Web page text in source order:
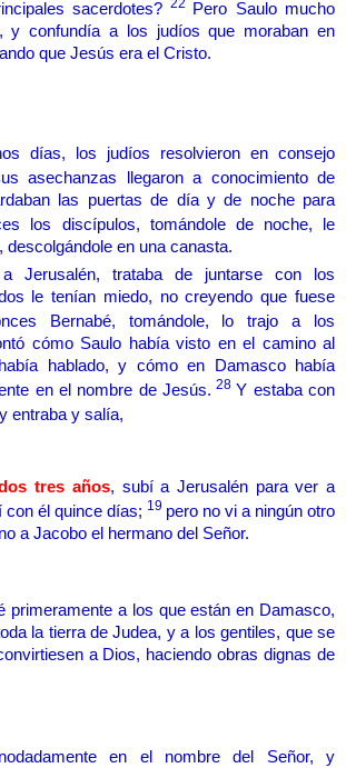
sacerdotes? 22
Pero Saulo mucho
y confundía a los judíos que moraban en
que Jesús era el Cristo.
días, los judíos resolvieron en consejo
asechanzas llegaron a conocimiento de
las puertas de día y de noche para
los discípulos, tomándole de noche, le
descolgándole en una canasta.
Jerusalén, trataba de juntarse con los
le tenían miedo, no creyendo que fuese
Bernabé, tomándole, lo trajo a los
cómo Saulo había visto en el camino al
hablado, y cómo en Damasco había
en el nombre de Jesús. 28Y estaba con
entraba y salía,
tres años, subí a Jerusalén para ver a
con él quince días; 19 pero no vi a ningún otro
a Jacobo el hermano del Señor.
primeramente a los que están en Damasco,
la tierra de Judea, y a los gentiles, que se
a Dios, haciendo obras dignas de
en el nombre del Señor, y